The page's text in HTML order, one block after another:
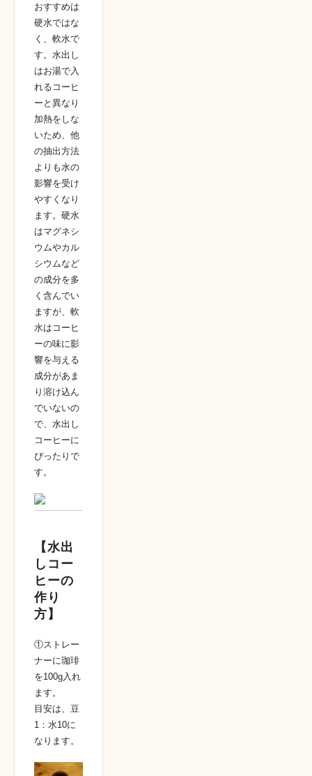
おすすめは
硬水ではな
く、軟水で
す。水出し
はお湯で入
れるコーヒ
ーと異なり
加熱をしな
いため、他
の抽出方法
よりも水の
影響を受け
やすくなり
ます。硬水
はマグネシ
ウムやカル
シウムなど
の成分を多
く含んでい
ますが、軟
水はコーヒ
ーの味に影
響を与える
成分があま
り溶け込ん
でいないの
で、水出し
コーヒーに
ぴったりで
す。
【 水出
しコー
ヒーの
作り
方 】
①ストレー
ナーに珈琲
を100g入れ
ます。
目安は、豆
1：水10に
なります。